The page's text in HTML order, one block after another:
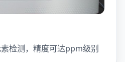
检测，精度可达ppm级别